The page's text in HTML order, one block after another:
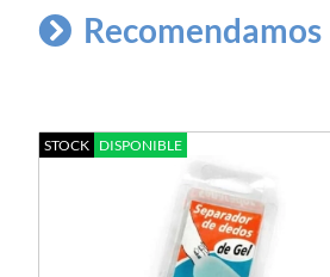
Recomendamos
STOCK DISPONIBLE